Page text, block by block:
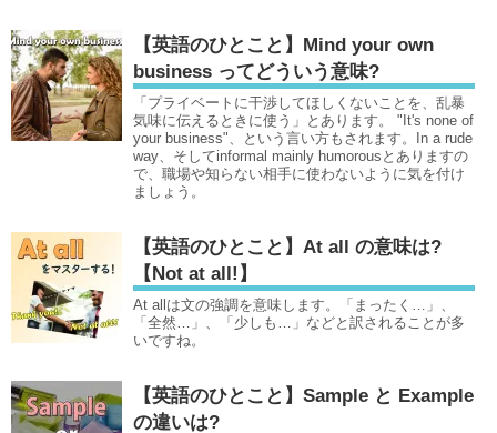
【英語のひとこと】Mind your own
business ってどういう意味?
「プライベートに干渉してほしくないことを、乱暴
気味に伝えるときに使う」とあります。 "It's none of
your business"、という言い方もされます。In a rude
way、そしてinformal mainly humorousとありますの
で、職場や知らない相手に使わないように気を付け
ましょう。
【英語のひとこと】At all の意味は?
【Not at all!】
At allは文の強調を意味します。「まったく…」、
「全然…」、「少しも…」などと訳されることが多
いですね。
【英語のひとこと】Sample と Example
の違いは?